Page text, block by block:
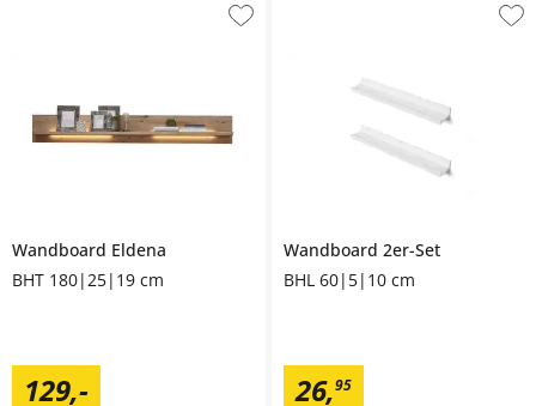
Wandboard Eldena
BHT 180|25|19 cm
129,-
Wandboard 2er-Set
BHL 60|5|10 cm
26,95